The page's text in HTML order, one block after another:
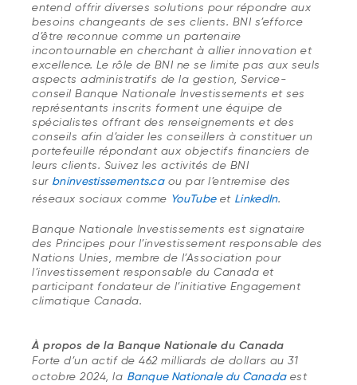
entend offrir diverses solutions pour répondre aux
besoins changeants de ses clients. BNI s’efforce
d’être reconnue comme un partenaire
incontournable en cherchant à allier innovation et
excellence. Le rôle de BNI ne se limite pas aux seuls
aspects administratifs de la gestion, Service-
conseil Banque Nationale Investissements et ses
représentants inscrits forment une équipe de
spécialistes offrant des renseignements et des
conseils afin d’aider les conseillers à constituer un
portefeuille répondant aux objectifs financiers de
leurs clients. Suivez les activités de BNI
sur bninvestissements.ca ou par l’entremise des
réseaux sociaux comme YouTubeet LinkedIn.
Banque Nationale Investissements est signataire
des Principes pour l’investissement responsable des
Nations Unies, membre de l’Association pour
l’investissement responsable du Canada et
participant fondateur de l’initiative Engagement
climatique Canada.
À propos de la Banque Nationale du Canada
Forte d’un actif de 462 milliards de dollars au 31
octobre 2024, la Banque Nationale du Canada est